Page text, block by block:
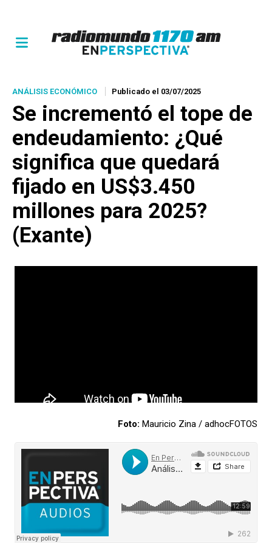
ANÁLISIS ECONÓMICO Publicado el 03/07/2025
Se incrementó el tope de
endeudamiento: ¿Qué
significa que quedará
fijado en US$3.450
millones para 2025?
(Exante)
Foto: Mauricio Zina / adhocFOTOS